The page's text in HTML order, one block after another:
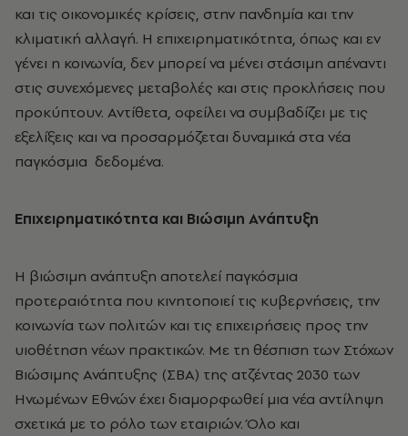
και τις οικονομικές κρίσεις, στην πανδημία και την
κλιματική αλλαγή. Η επιχειρηματικότητα, όπως και εν
γένει η κοινωνία, δεν μπορεί να μένει στάσιμη απέναντι
στις συνεχόμενες μεταβολές και στις προκλήσεις που
προκύπτουν. Αντίθετα, οφείλει να συμβαδίζει με τις
εξελίξεις και να προσαρμόζεται δυναμικά στα νέα
παγκόσμια δεδομένα.
Επιχειρηματικότητα και Βιώσιμη Ανάπτυξη
Η βιώσιμη ανάπτυξη αποτελεί παγκόσμια
προτεραιότητα που κινητοποιεί τις κυβερνήσεις, την
κοινωνία των πολιτών και τις επιχειρήσεις προς την
υιοθέτηση νέων πρακτικών. Με τη θέσπιση των Στόχων
Βιώσιμης Ανάπτυξης (ΣΒΑ) της ατζέντας 2030 των
Ηνωμένων Εθνών έχει διαμορφωθεί μια νέα αντίληψη
σχετικά με το ρόλο των εταιριών. Όλο και